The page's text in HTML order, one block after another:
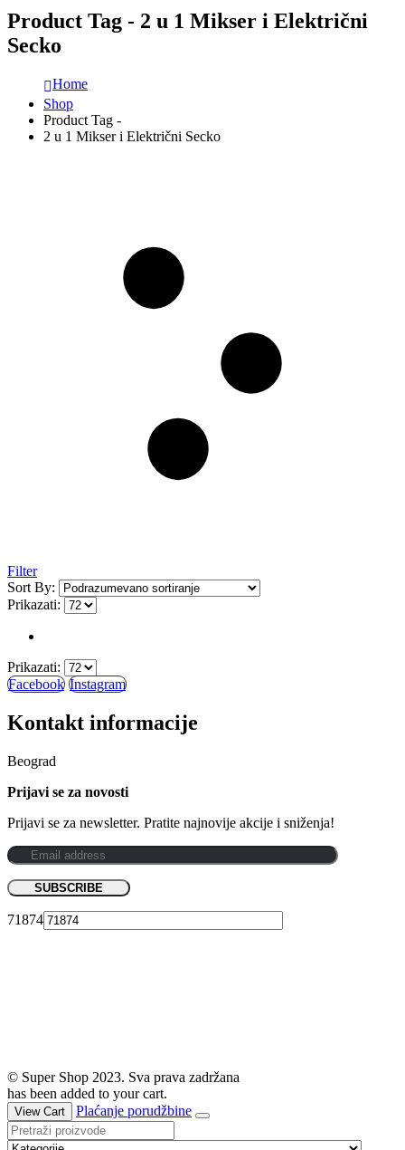
Product Tag - 2 u 1 Mikser i Električni
Secko
Home
Shop
Product Tag -
2 u 1 Mikser i Električni Secko
Filter
Sort By:
Prikazati:
Prikazati:
Facebook Instagram
Kontakt informacije
Beograd
Prijavi se za novosti
Prijavi se za newsletter. Pratite najnovije akcije i sniženja!
71874
© Super Shop 2023. Sva prava zadržana
has been added to your cart.
View Cart Plaćanje porudžbine